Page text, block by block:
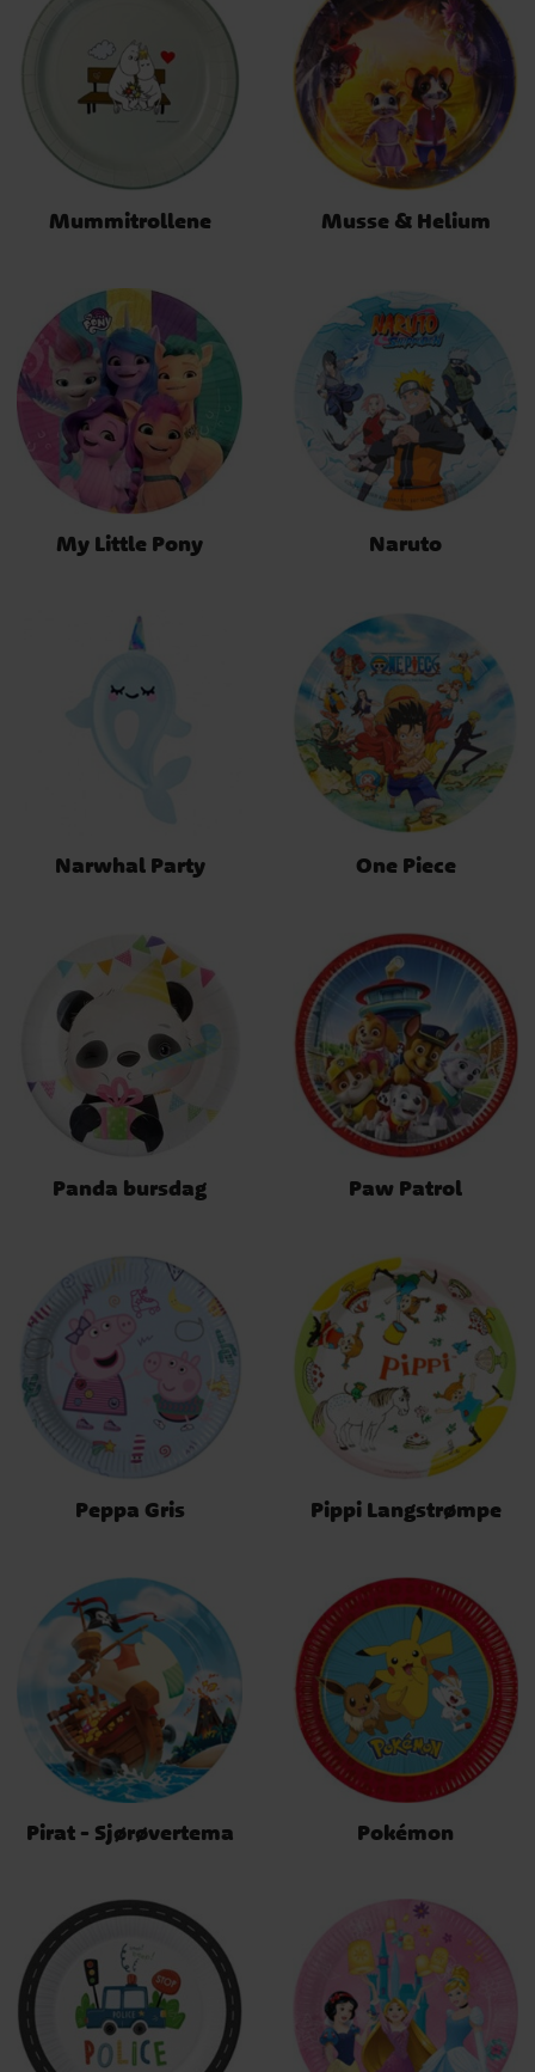
Mummitrollene Musse & Helium
My Little Pony Naruto
Narwhal Party One Piece
Panda bursdag Paw Patrol
Peppa Gris Pippi Langstrømpe
Pirat - Sjørøvertema Pokémon